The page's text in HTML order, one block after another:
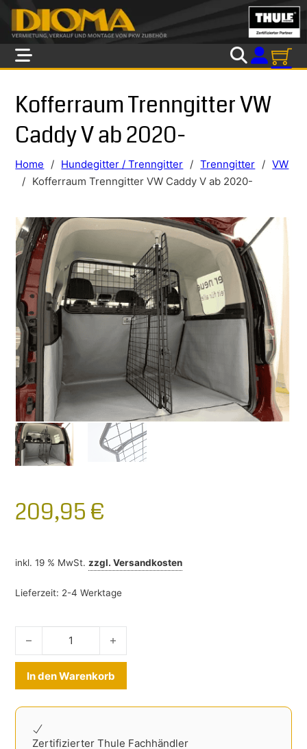
Skip to main content
Skip to footer
Kofferraum Trenngitter VW
Caddy V ab 2020-
Home / Hundegitter / Trenngitter / Trenngitter / VW
/ Kofferraum Trenngitter VW Caddy V ab 2020-
209,95 €
inkl. 19 % MwSt. zzgl.Versandkosten
Lieferzeit: 2-4 Werktage
Kofferraum Trenngitter VW Caddy V ab 2020- Menge
In den Warenkorb
Zertifizierter Thule Fachhändler